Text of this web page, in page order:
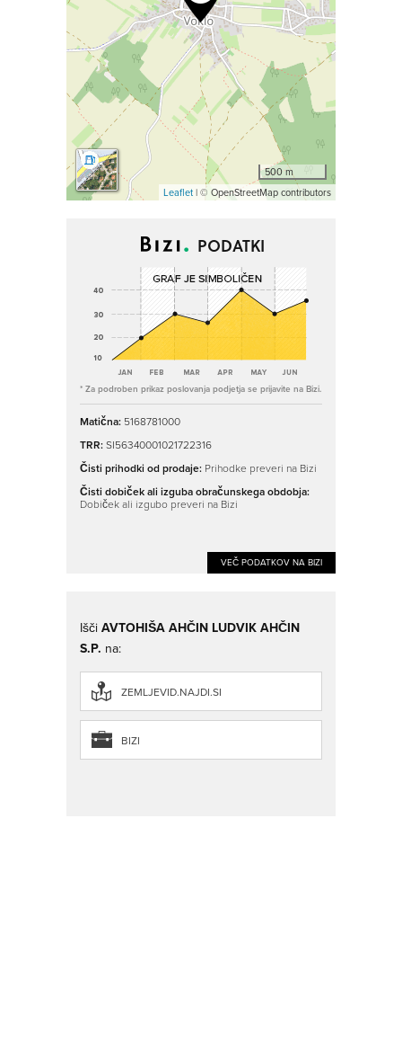
500 m
Leaflet| © OpenStreetMap contributors
PODATKI
* Za podroben prikaz poslovanja podjetja se prijavite na Bizi.
Matična: 5168781000
TRR:SI56340001021722316
Čisti prihodki od prodaje: Prihodke preveri na Bizi
Čisti dobiček ali izguba obračunskega obdobja:
Dobiček ali izgubo preveri na Bizi
VEČ PODATKOV NA BIZI
IščiAVTOHIŠA AHČIN LUDVIK AHČIN
S.P. na:
ZEMLJEVID.NAJDI.SI
BIZI